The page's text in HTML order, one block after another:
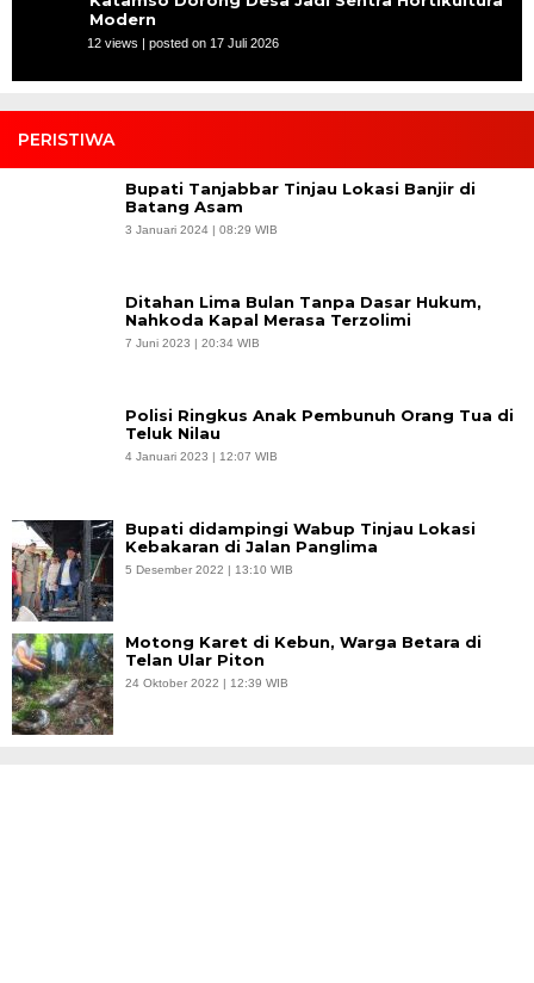
Modern
12 views | posted on 17 Juli 2026
PERISTIWA
Bupati Tanjabbar Tinjau Lokasi Banjir di
Batang Asam
3 Januari 2024 | 08:29 WIB
Ditahan Lima Bulan Tanpa Dasar Hukum,
Nahkoda Kapal Merasa Terzolimi
7 Juni 2023 | 20:34 WIB
Polisi Ringkus Anak Pembunuh Orang Tua di
Teluk Nilau
4 Januari 2023 | 12:07 WIB
Bupati didampingi Wabup Tinjau Lokasi
Kebakaran di Jalan Panglima
5 Desember 2022 | 13:10 WIB
Motong Karet di Kebun, Warga Betara di
Telan Ular Piton
24 Oktober 2022 | 12:39 WIB